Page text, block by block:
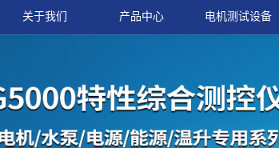
关于我们 产品中心 电机测试设备